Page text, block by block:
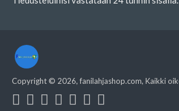
Copyright © 2026, fanilahjashop.com, Kaikki